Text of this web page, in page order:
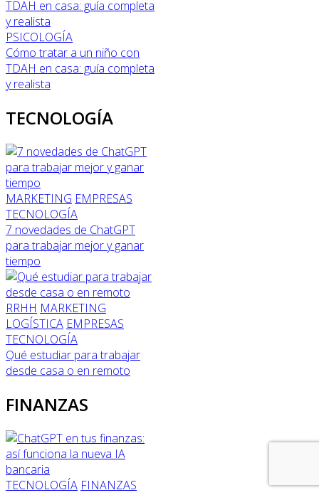
PSICOLOGÍA
Cómo tratar a un niño con
TDAH en casa: guía completa
y realista
TECNOLOGÍA
MARKETING EMPRESAS
TECNOLOGÍA
7 novedades de ChatGPT
para trabajar mejor y ganar
tiempo
RRHH MARKETING
LOGÍSTICA EMPRESAS
TECNOLOGÍA
Qué estudiar para trabajar
desde casa o en remoto
FINANZAS
TECNOLOGÍA FINANZAS